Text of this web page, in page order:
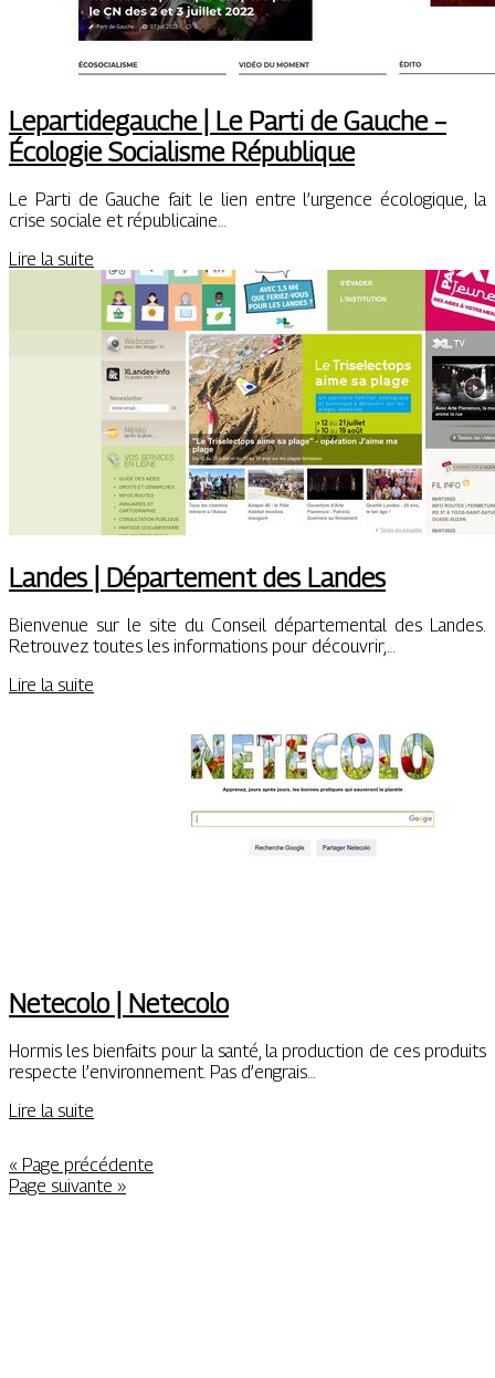
Lepar­tidegau­che | Le Parti de Gauche –
Écologie Socialisme République
Le Parti de Gauche fait le lien entre l’urgence écologique, la
crise sociale et républicaine…
Lire la suite
Landes | Département des Landes
Bienvenue sur le site du Conseil départemental des Landes.
Retrouvez toutes les informations pour découvrir,…
Lire la suite
Netecolo | Netecolo
Hormis les bienfaits pour la santé, la production de ces produits
respecte l’environnement. Pas d’engrais…
Lire la suite
« Page précédente
Page suivante »